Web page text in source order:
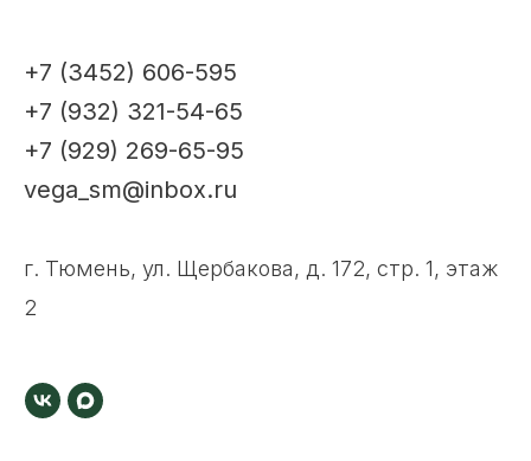
+7 (3452) 606-595
+7 (932) 321-54-65
+7 (929) 269-65-95
vega_sm@inbox.ru
г. Тюмень, ул. Щербакова, д. 172, стр. 1, этаж
2